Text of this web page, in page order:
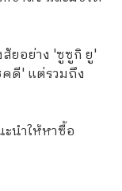
ยอย่าง 'ซูซูกิ ยู'
คดี' แต่รวมถึง
นำให้หาซื้อ